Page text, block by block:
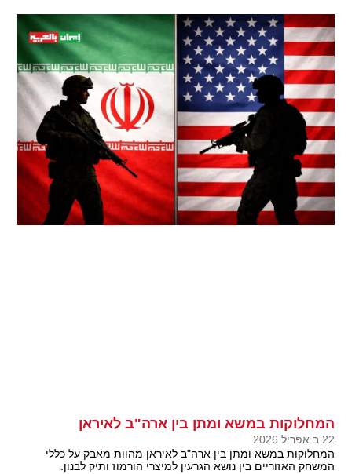
המחלוקות במשא ומתן בין ארה"ב לאיראן
22 ב אפריל 2026
המחלוקות במשא ומתן בין ארה"ב לאיראן מהוות מאבק על כללי
המשחק האזוריים בין נושא הגרעין למיצרי הורמוז ותיק לבנון.